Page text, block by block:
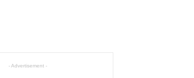
- Advertisement -